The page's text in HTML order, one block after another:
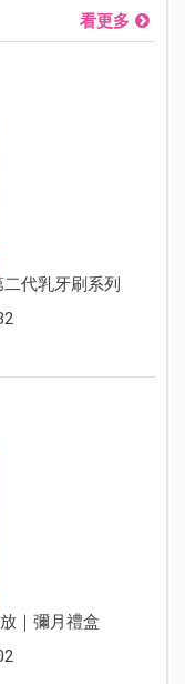
看更多
二代乳牙刷系列
｜彌月禮盒